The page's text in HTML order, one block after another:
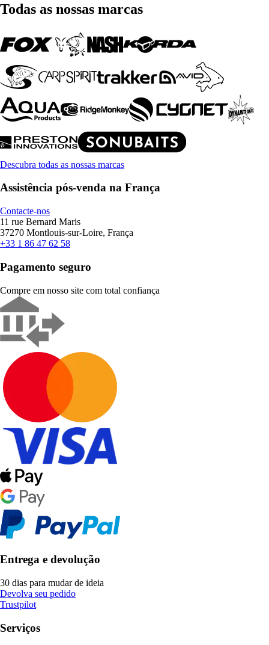
Todas as nossas marcas
Descubra todas as nossas marcas
Assistência pós-venda na França
Contacte-nos
11 rue Bernard Maris
37270 Montlouis-sur-Loire, França
+33 1 86 47 62 58
Pagamento seguro
Compre em nosso site com total confiança
Entrega e devolução
30 dias para mudar de ideia
Devolva seu pedido
Trustpilot
Serviços